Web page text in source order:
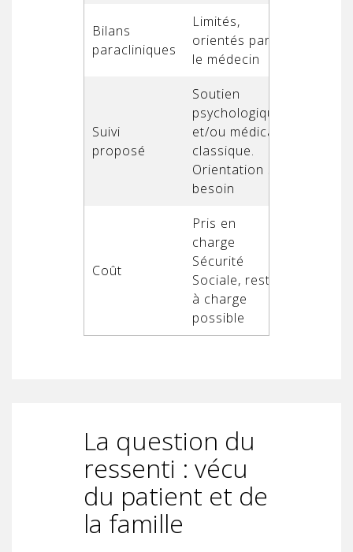
Bilans
paracliniques
Limités,
orientés par
le médecin
Suivi
proposé
Soutien
psychologique
et/ou médical
classique.
Orientation si
besoin
Coût
Pris en
charge
Sécurité
Sociale, reste
à charge
possible
La question du
ressenti : vécu
du patient et de
la famille